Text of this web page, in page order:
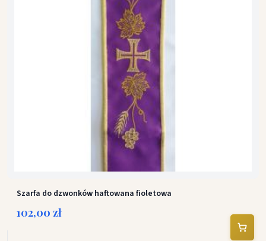
Szarfa do dzwonków haftowana fioletowa
102,00 zł